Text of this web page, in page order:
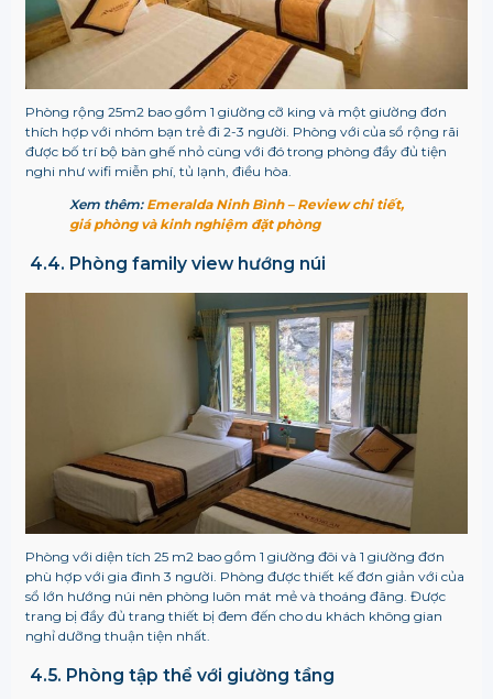
Phòng rộng 25m2 bao gồm 1 giường cỡ king và một giường đơn
thích hợp với nhóm bạn trẻ đi 2-3 người. Phòng với của sổ rộng rãi
được bố trí bộ bàn ghế nhỏ cùng với đó trong phòng đầy đủ tiện
nghi như wifi miễn phí, tủ lạnh, điều hòa.
Xem thêm: Emeralda Ninh Bình – Review chi tiết,
giá phòng và kinh nghiệm đặt phòng
4.4. Phòng family view hướng núi
Phòng với diện tích 25 m2 bao gồm 1 giường đôi và 1 giường đơn
phù hợp với gia đình 3 người. Phòng được thiết kế đơn giản với của
sổ lớn hướng núi nên phòng luôn mát mẻ và thoáng đãng. Được
trang bị đầy đủ trang thiết bị đem đến cho du khách không gian
nghỉ dưỡng thuận tiện nhất.
4.5. Phòng tập thể với giường tầng